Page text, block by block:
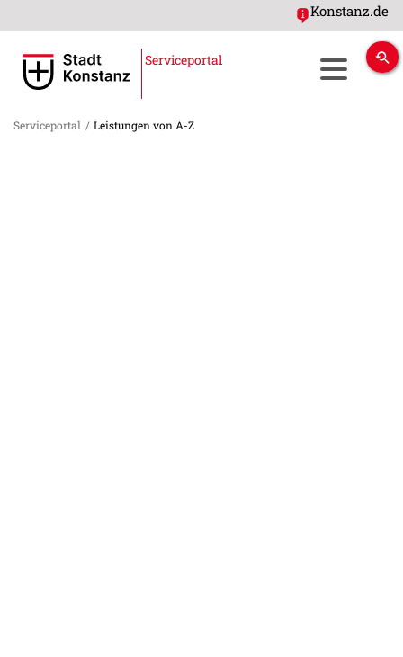
Konstanz.de
Serviceportal
Serviceportal / Leistungen von A-Z